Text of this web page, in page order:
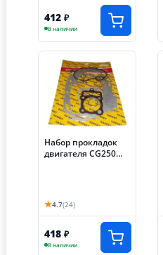
412 ₽
В наличии
Набор прокладок
двигателя CG250
★4.7(24)
418 ₽
В наличии